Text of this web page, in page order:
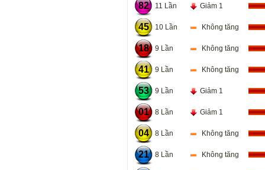
82 11 Lần Giảm 1
45 10 Lần Không tăng
18 9 Lần Không tăng
41 9 Lần Không tăng
53 9 Lần Giảm 1
01 8 Lần Giảm 1
04 8 Lần Không tăng
21 8 Lần Không tăng